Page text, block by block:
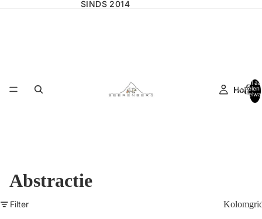
SINDS 2014
Home
Totaal
artikelen
Abstractie
Filter